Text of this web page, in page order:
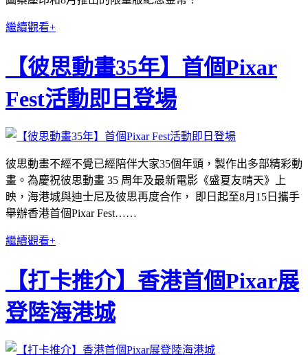
繼續觀看+
【彼思動畫35年】首個Pixar
Fest活動即日登場
彼思動畫不經不覺已經陪伴大家35個年頭，製作出多部精彩動
畫。為慶祝彼思動畫 35 周年及最新電影《盛夏友晴天》上
映，海港城與迪士尼及彼思再度合作， 即日起至8月15日攜手
舉辦香港首個Pixar Fest……
繼續觀看+
【打卡推介】香港首個Pixar展
登陸海港城